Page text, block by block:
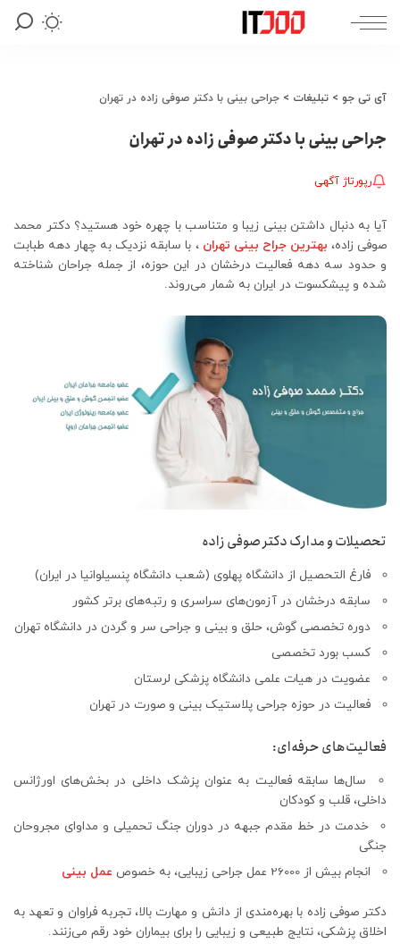
آی تی جو > تبلیغات > جراحی بینی با دکتر صوفی زاده در تهران
جراحی بینی با دکتر صوفی زاده در تهران
رپورتاژ آگهی
آیا به دنبال داشتن بینی زیبا و متناسب با چهره خود هستید؟ دکتر محمد
صوفی زاده، بهترین جراح بینی تهران ، با سابقه نزدیک به چهار دهه طبابت
و حدود سه دهه فعالیت درخشان در این حوزه، از جمله جراحان شناخته
شده و پیشکسوت در ایران به شمار می‌روند.
تحصیلات و مدارک دکتر صوفی زاده
فارغ التحصیل از دانشگاه پهلوی (شعب دانشگاه پنسیلوانیا در ایران)
سابقه درخشان در آزمون‌های سراسری و رتبه‌های برتر کشور
دوره تخصصی گوش، حلق و بینی و جراحی سر و گردن در دانشگاه تهران
کسب بورد تخصصی
عضویت در هیات علمی دانشگاه پزشکی لرستان
فعالیت در حوزه جراحی پلاستیک بینی و صورت در تهران
فعالیت‌های حرفه‌ای:
سال‌ها سابقه فعالیت به عنوان پزشک داخلی در بخش‌های اورژانس
داخلی، قلب و کودکان
خدمت در خط مقدم جبهه در دوران جنگ تحمیلی و مداوای مجروحان
جنگی
انجام بیش از 26000 عمل جراحی زیبایی، به خصوص
عمل بینی
دکتر صوفی زاده با بهره‌مندی از دانش و مهارت بالا، تجربه فراوان و تعهد به
اخلاق پزشکی، نتایج طبیعی و زیبایی را برای بیماران خود رقم می‌زنند.